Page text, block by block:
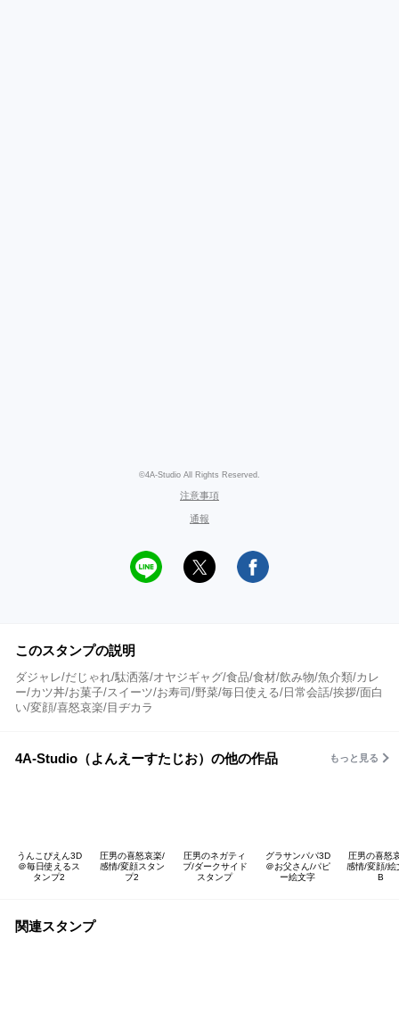
©4A-Studio All Rights Reserved.
注意事項
通報
このスタンプの説明
ダジャレ/だじゃれ/駄洒落/オヤジギャグ/食品/食材/飲み物/魚介類/カレ
ー/カツ丼/お菓子/スイーツ/お寿司/野菜/毎日使える/日常会話/挨拶/面白
い/変顔/喜怒哀楽/目ヂカラ
4A-Studio（よんえーすたじお）の他の作品 もっと見る
うんこぴえん3D
＠毎日使えるス
タンプ2
圧男の喜怒哀楽/
感情/変顔スタン
プ2
圧男のネガティ
ブ/ダークサイド
スタンプ
グラサンパパ3D
＠お父さん/パピ
ー絵文字
圧男の喜怒
感情/変顔/絵
B
関連スタンプ